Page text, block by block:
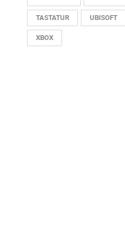
TASTATUR UBISOFT
XBOX